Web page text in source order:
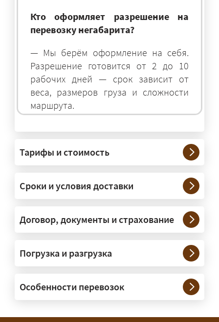
Кто оформляет разрешение на
перевозку негабарита?
— Мы берём оформление на себя.
Разрешение готовится от 2 до 10
рабочих дней — срок зависит от
веса, размеров груза и сложности
маршрута.
— На тралах и низкорамниках —
платформах, рассчитанных на
крупногабаритную технику и
конструкции. Транспорт подбираем
под конкретные размеры и вес груза.
сопровождение?
организуем. Потребность в машинах
прикрытия зависит от габаритов
груза и маршрута; это определяется
Тарифы и стоимость
Сроки и условия доставки
Договор, документы и страхование
Погрузка и разгрузка
Особенности перевозок